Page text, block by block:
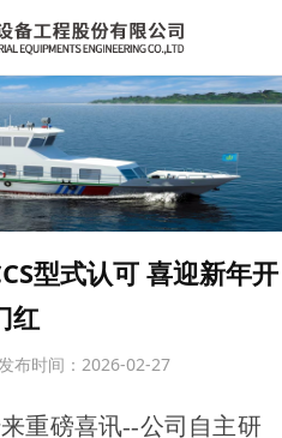
型式认可 喜迎新年开
红
发布时间：2026-02-27
重磅喜讯--公司自主研